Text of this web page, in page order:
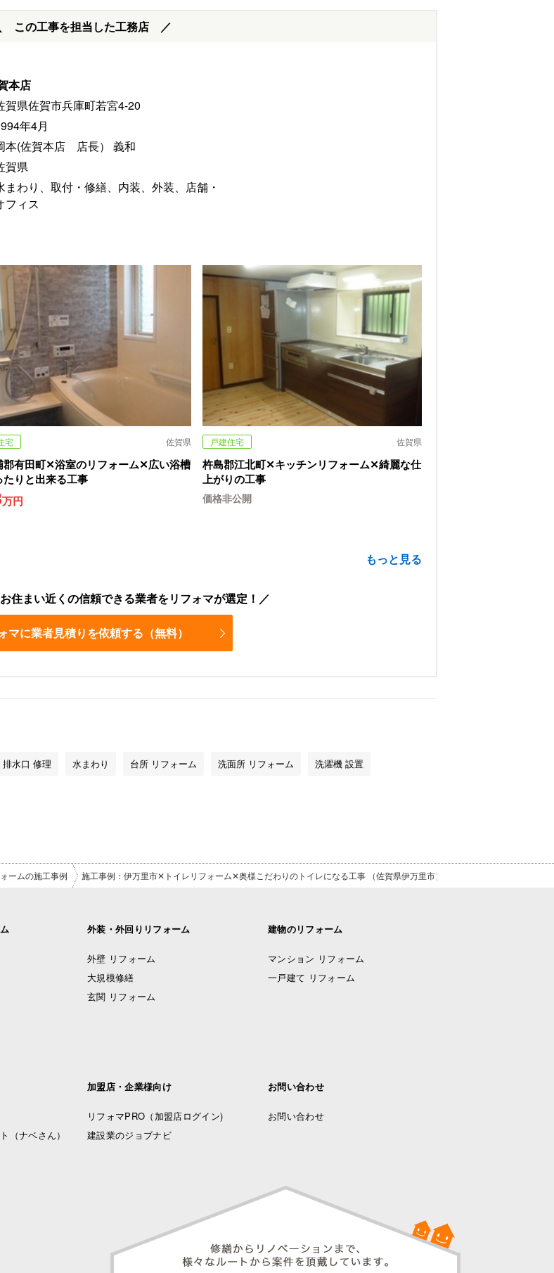
この工事を担当した工務店 ／
本店
賀県佐賀市兵庫町若宮4-20
年4月
本(佐賀本店 店長） 義和
賀県
まわり、取付・修繕、内装、外装、店舗・
フィス
宅 佐賀県
郡有田町✕浴室のリフォーム✕広い浴槽
たりと出来る工事
万円
戸建住宅 佐賀県
杵島郡江北町✕キッチンリフォーム✕綺麗な仕
上がりの工事
価格非公開
もっと見る
住まい近くの信頼できる業者をリフォマが選定！
マに業者見積りを依頼する（無料）
排水口 修理 水まわり 台所 リフォーム 洗面所 リフォーム 洗濯機 設置
ームの施工事例 施工事例：伊万里市✕トイレリフォーム✕奥様こだわりのトイレになる工事 （佐賀県伊万里市）
外装・外回りリフォーム
外壁 リフォーム
大規模修繕
玄関 リフォーム
建物のリフォーム
マンション リフォーム
一戸建て リフォーム
（ナベさん）
加盟店・企業様向け
リフォマPRO （加盟店ログイン)
建設業のジョブナビ
お問い合わせ
お問い合わせ